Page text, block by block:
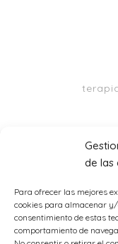
de las
Para ofrecer las mejores
cookies para almacenar
consentimiento de estas
comportamiento de